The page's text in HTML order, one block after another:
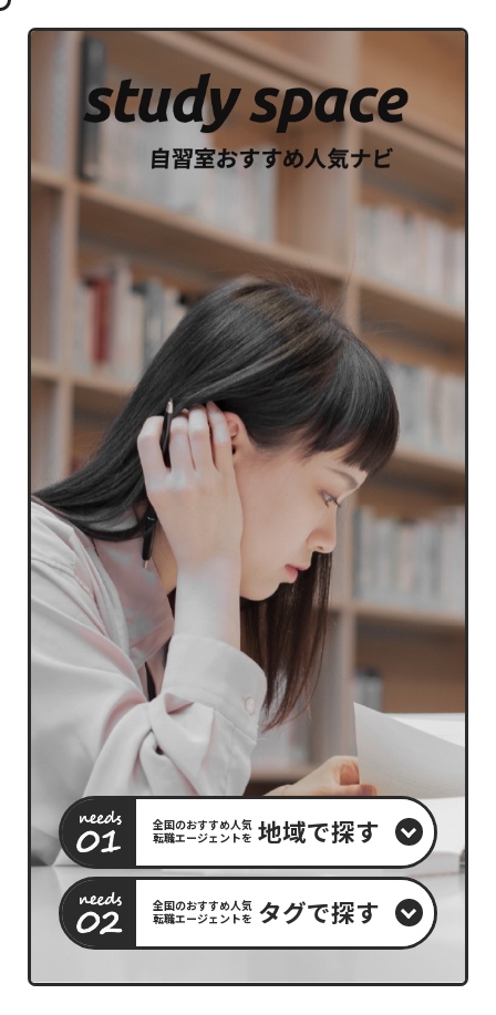
全国のおすすめ人気
転職エージェントを 地域で探す
全国のおすすめ人気
転職エージェントを タグで探す